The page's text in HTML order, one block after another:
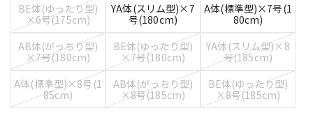
BE体(ゆったり型)
×6号(175cm)
YA体(スリム型)×7
号(180cm)
A体(標準型)×7号(1
80cm)
AB体(がっちり型)
×7号(180cm)
BE体(ゆったり型)
×7号(180cm)
YA体(スリム型)×8
号(185cm)
A体(標準型)×8号(1
85cm)
AB体(がっちり型)
×8号(185cm)
BE体(ゆったり型)
×8号(185cm)